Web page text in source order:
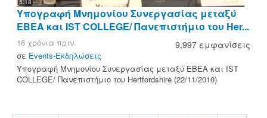
5:18
Υπογραφή Μνημονίου Συνεργασίας μεταξύ
ΕΒΕΑ και IST COLLEGE/ Πανεπιστήμιο του Her...
9,997 εμφανίσεις
16 χρόνια πριν
σε Events-Εκδηλώσεις
Υπογραφή Μνημονίου Συνεργασίας μεταξύ ΕΒΕΑ και IST
COLLEGE/ Πανεπιστήμιο του Hertfordshire (22/11/2010)